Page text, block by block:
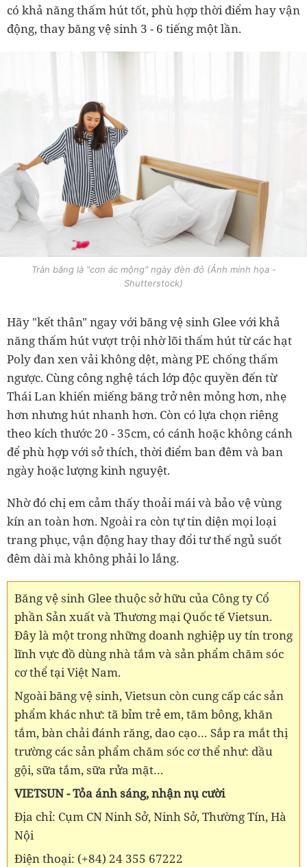
có khả năng thấm hút tốt, phù hợp thời điểm hay vận
động, thay băng vệ sinh 3 - 6 tiếng một lần.
Tràn băng là "cơn ác mộng" ngày đèn đỏ (Ảnh minh họa -
Shutterstock)
Hãy "kết thân" ngay với băng vệ sinh Glee với khả
năng thấm hút vượt trội nhờ lõi thấm hút từ các hạt
Poly đan xen vải không dệt, màng PE chống thấm
ngược. Cùng công nghệ tách lớp độc quyền đến từ
Thái Lan khiến miếng băng trở nên mỏng hơn, nhẹ
hơn nhưng hút nhanh hơn. Còn có lựa chọn riêng
theo kích thước 20 - 35cm, có cánh hoặc không cánh
để phù hợp với sở thích, thời điểm ban đêm và ban
ngày hoặc lượng kinh nguyệt.
Nhờ đó chị em cảm thấy thoải mái và bảo vệ vùng
kín an toàn hơn. Ngoài ra còn tự tin diện mọi loại
trang phục, vận động hay thay đổi tư thế ngủ suốt
đêm dài mà không phải lo lắng.
Băng vệ sinh Glee thuộc sở hữu của Công ty Cổ
phần Sản xuất và Thương mại Quốc tế Vietsun.
Đây là một trong những doanh nghiệp uy tín trong
lĩnh vực đồ dùng nhà tắm và sản phẩm chăm sóc
cơ thể tại Việt Nam.
Ngoài băng vệ sinh, Vietsun còn cung cấp các sản
phẩm khác như: tã bỉm trẻ em, tăm bông, khăn
tắm, bàn chải đánh răng, dao cạo… Sắp ra mắt thị
trường các sản phẩm chăm sóc cơ thể như: dầu
gội, sữa tắm, sữa rửa mặt…
VIETSUN - Tỏa ánh sáng, nhận nụ cười
Địa chỉ: Cụm CN Ninh Sở, Ninh Sở, Thường Tín, Hà
Nội
Điện thoại: (+84) 24 355 67222